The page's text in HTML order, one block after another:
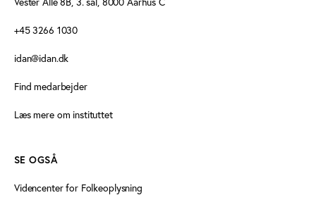
+45 3266 1030
idan@idan.dk
Find medarbejder
Læs mere om instituttet
SE OGSÅ
Videncenter for Folkeoplysning